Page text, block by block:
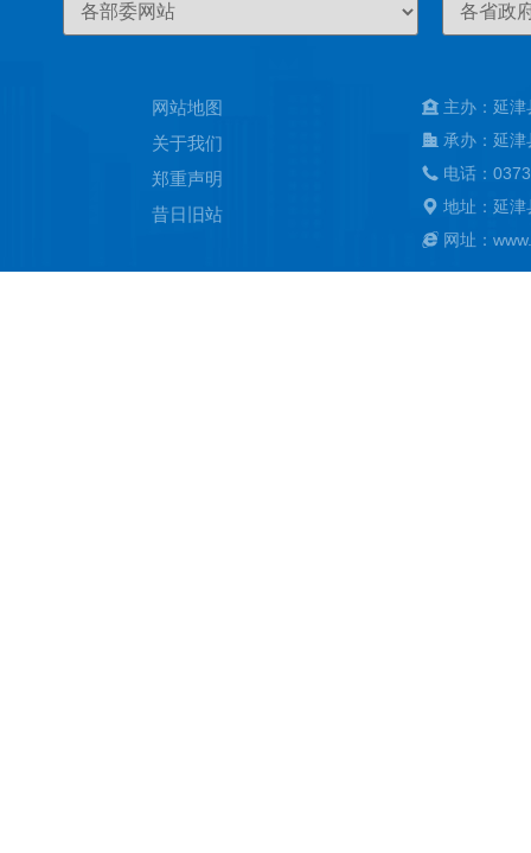
网站地图
关于我们
郑重声明
昔日旧站
主办：延
承办：延
电话：
地址：延
网址：